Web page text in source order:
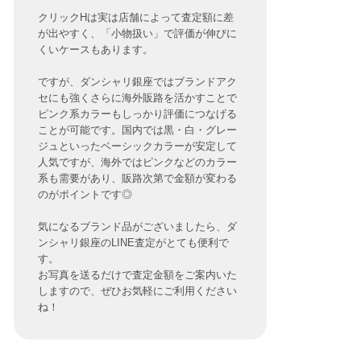
クリックHは実は店舗によって査定額に差
が出やすく、「小物扱い」で評価が伸びに
くいケースもあります。
ですが、ダンシャリ銀座ではブランドアク
セにも強くさらに海外販路を活かすことで
ピンク系カラーもしっかり評価につなげる
ことが可能です。国内では黒・白・グレー
ジュといったベーシックカラーが安定して
人気ですが、海外ではピンクなどのカラー
系も需要があり、販路次第で金額が変わる
のがポイントです◎
気になるブランド品がございましたら、ダ
ンシャリ銀座のLINE査定がとても便利で
す。
お写真を送るだけで査定金額をご案内いた
しますので、ぜひお気軽にご利用ください
ね！